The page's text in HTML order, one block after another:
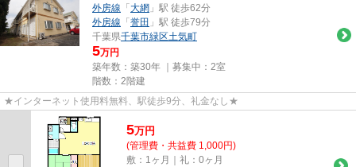
外房線 「 大網 」駅 徒歩62分
外房線 「 誉田 」駅 徒歩79分
千葉県千葉市緑区土気町
5万円
築年数：築30年 ｜募集中： 2室
階数：2階建
★インターネット使用料無料、駅徒歩9分、礼金なし★
5万円
(管理費・共益費 1,000円)
敷：1ヶ月｜礼：0ヶ月